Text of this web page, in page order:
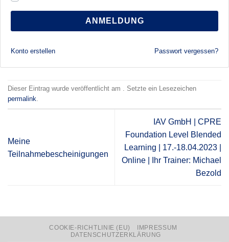
ANMELDUNG
Konto erstellen Passwort vergessen?
Dieser Eintrag wurde veröffentlicht am . Setzte ein Lesezeichen
permalink.
Meine
Teilnahmebescheinigungen
IAV GmbH | CPRE
Foundation Level Blended
Learning | 17.-18.04.2023 |
Online | Ihr Trainer: Michael
Bezold
COOKIE-RICHTLINIE (EU)
IMPRESSUM
DATENSCHUTZERKLÄRUNG